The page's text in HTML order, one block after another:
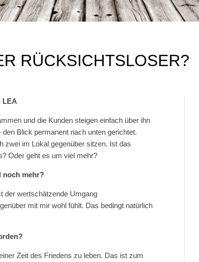
RÜCKSICHTSLOSER?
LEA
und die Kunden steigen einfach über ihn
Blick permanent nach unten gerichtet.
zwei im Lokal gegenüber sitzen. Ist das
Oder geht es um viel mehr?
noch mehr?
der wertschätzende Umgang
mit mir wohl fühlt. Das bedingt natürlich
Zeit des Friedens zu leben. Das ist zum